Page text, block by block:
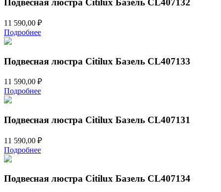
Подвесная люстра Citilux Базель CL407132
11 590,00 ₽
Подробнее
Подвесная люстра Citilux Базель CL407133
11 590,00 ₽
Подробнее
Подвесная люстра Citilux Базель CL407131
11 590,00 ₽
Подробнее
Подвесная люстра Citilux Базель CL407134